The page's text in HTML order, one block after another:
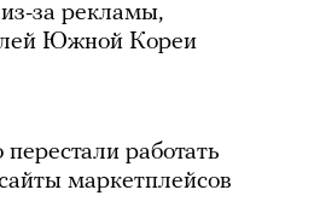
за рекламы,
Южной Кореи
работать
маркетплейсов